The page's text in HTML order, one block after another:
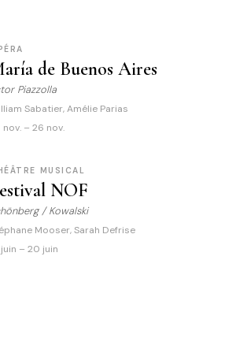
de Buenos Aires
Piazzolla
Sabatier, Amélie Parias
nov. – 26 nov.
MUSICAL
NOF
/ Kowalski
Mooser, Sarah Defrise
juin – 20 juin